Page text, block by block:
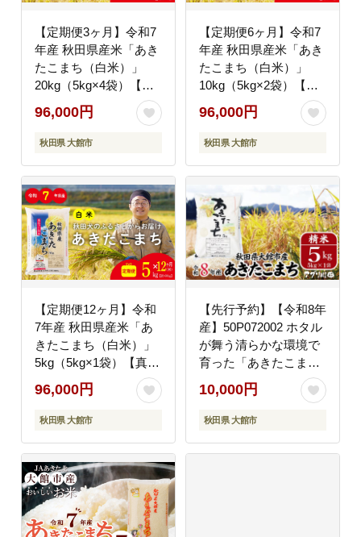
【定期便3ヶ月】令和7
年産 秋田県産米「あき
たこまち（白米）」
20kg（5kg×4袋）【真
正ファーム】
96,000円
秋田県 大館市
【定期便6ヶ月】令和7
年産 秋田県産米「あき
たこまち（白米）」
10kg（5kg×2袋）【真
正ファーム】
96,000円
秋田県 大館市
【定期便12ヶ月】令和
7年産 秋田県産米「あ
きたこまち（白米）」
5kg（5kg×1袋）【真正
ファーム】
96,000円
秋田県 大館市
【先行予約】【令和8年
産】50P072002 ホタル
が舞う清らかな環境で
育った「あきたこま
ち」5kg(5kg×1袋)
【(有)アグリ川田】
10,000円
秋田県 大館市